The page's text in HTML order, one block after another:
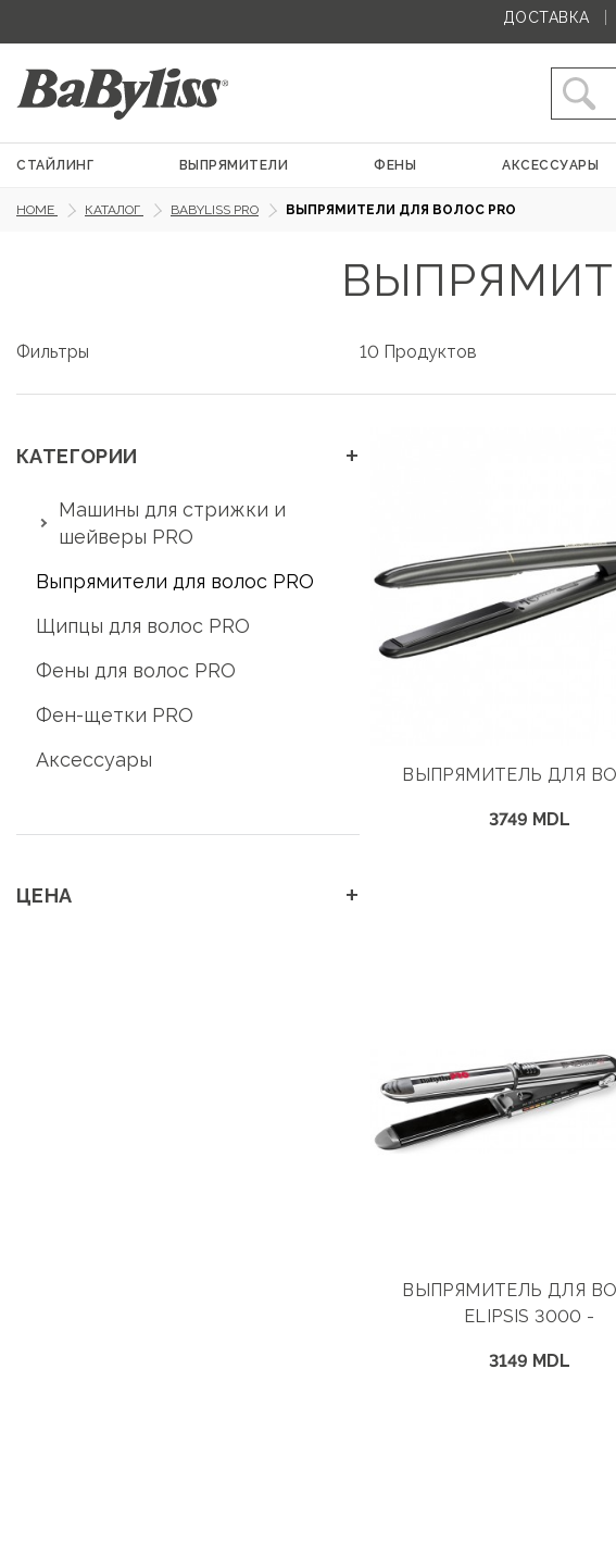
ДОСТАВКА
СТАЙЛИНГ ВЫПРЯМИТЕЛИ ФЕНЫ АКСЕССУАРЫ
HOME КАТАЛОГ BABYLISS PRO ВЫПРЯМИТЕЛИ ДЛЯ ВОЛОС PRO
Фильтры
КАТЕГОРИИ +
Машины для стрижки и
шейверы PRO
Выпрямители для волос PRO
Щипцы для волос PRO
Фены для волос PRO
Фен-щетки PRO
Аксессуары
ЦЕНА +
10 Продуктов
ВЫПРЯМИТЕЛЬ ДЛЯ
3749 MDL
ВЫПРЯМИТЕЛЬ ДЛЯ
ELIPSIS 3000 -
3149 MDL